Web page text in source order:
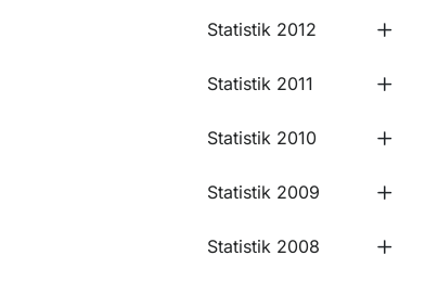
Statistik 2012
Statistik 2011
Statistik 2010
Statistik 2009
Statistik 2008